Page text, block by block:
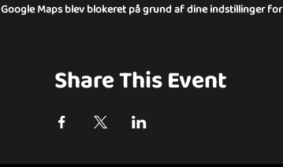
Google Maps blev blokeret på grund af dine indstillinger
Share This Event